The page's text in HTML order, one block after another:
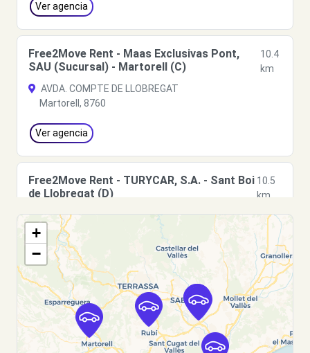
Ver agencia
Free2Move Rent - Maas Exclusivas Pont,
SAU (Sucursal) - Martorell (C)
10.4
km
AVDA. COMPTE DE LLOBREGAT
Martorell, 8760
Ver agencia
Free2Move Rent - TURYCAR, S.A. - Sant Boi
de Llobregat (D)
10.5
km
CTRA. STA. CREU DE CALAFELL 65
Sant Boi de Llobregat, 8830
Ver agencia
Free2Move Rent - MAAM - Hospitalet de
Llobregat (L') (P)
Cromo, 27
+
−